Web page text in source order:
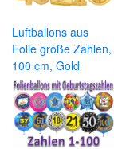
Luftballons aus
Folie große Zahlen,
100 cm, Gold